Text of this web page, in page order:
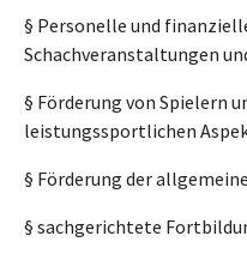
§ Personelle und
Schachveranstaltungen
§ Förderung von Spielern
leistungssportlichen
§ Förderung der
§ sachgerichtete